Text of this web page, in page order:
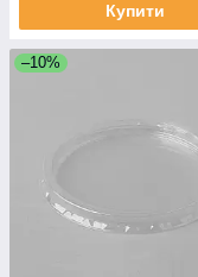
Купити
–10%